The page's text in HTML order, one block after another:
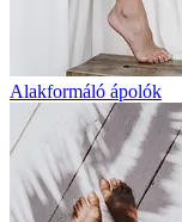
Alakformáló ápolók